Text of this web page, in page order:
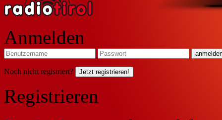
Anmelden
Noch nicht registriert? Jetzt registrieren!
Registrieren